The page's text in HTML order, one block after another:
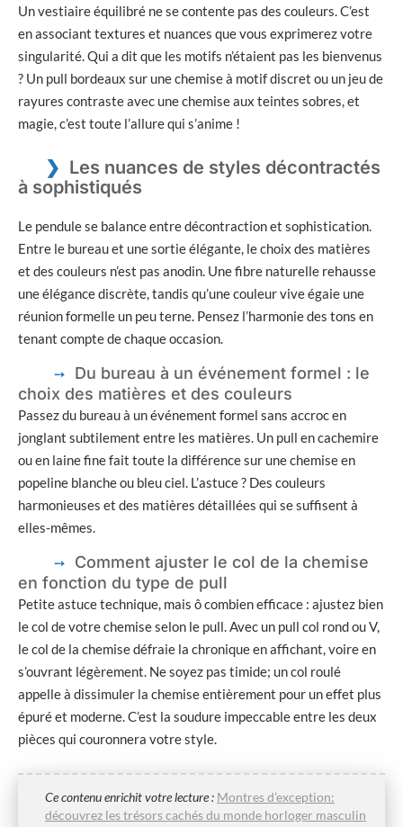
Un vestiaire équilibré ne se contente pas des couleurs. C’est
en associant textures et nuances que vous exprimerez votre
singularité. Qui a dit que les motifs n’étaient pas les bienvenus
? Un pull bordeaux sur une chemise à motif discret ou un jeu de
rayures contraste avec une chemise aux teintes sobres, et
magie, c’est toute l’allure qui s’anime !
Les nuances de styles décontractés
à sophistiqués
Le pendule se balance entre décontraction et sophistication.
Entre le bureau et une sortie élégante, le choix des matières
et des couleurs n’est pas anodin. Une fibre naturelle rehausse
une élégance discrète, tandis qu’une couleur vive égaie une
réunion formelle un peu terne. Pensez l’harmonie des tons en
tenant compte de chaque occasion.
Du bureau à un événement formel : le
choix des matières et des couleurs
Passez du bureau à un événement formel sans accroc en
jonglant subtilement entre les matières. Un pull en cachemire
ou en laine fine fait toute la différence sur une chemise en
popeline blanche ou bleu ciel. L’astuce ? Des couleurs
harmonieuses et des matières détaillées qui se suffisent à
elles-mêmes.
Comment ajuster le col de la chemise
en fonction du type de pull
Petite astuce technique, mais ô combien efficace : ajustez bien
le col de votre chemise selon le pull. Avec un pull col rond ou V,
le col de la chemise défraie la chronique en affichant, voire en
s’ouvrant légèrement. Ne soyez pas timide; un col roulé
appelle à dissimuler la chemise entièrement pour un effet plus
épuré et moderne. C’est la soudure impeccable entre les deux
pièces qui couronnera votre style.
Ce contenu enrichit votre lecture : Montres d’exception:
découvrez les trésors cachés du monde horloger masculin